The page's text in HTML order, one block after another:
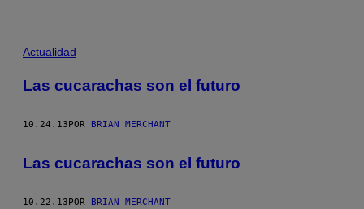
POSTS
BY
THIS
Actualidad
Las cucarachas son el futuro
10.24.13POR BRIAN MERCHANT
Las cucarachas son el futuro
10.22.13POR BRIAN MERCHANT